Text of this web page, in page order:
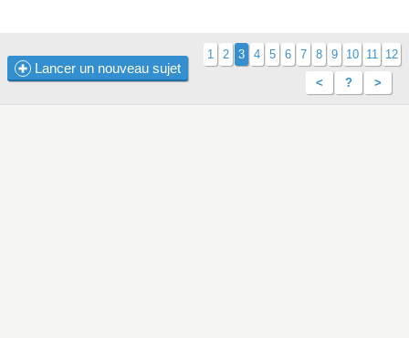
Lancer un nouveau sujet
1 2 3 4 5 6 7 8 9 10 11 12
< ? >